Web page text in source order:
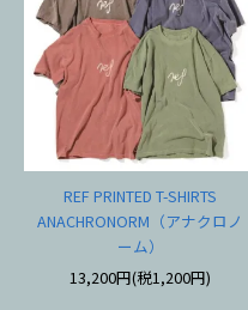
REF PRINTED T-SHIRTS
ANACHRONORM（アナクロノ
ーム）
13,200円(税1,200円)